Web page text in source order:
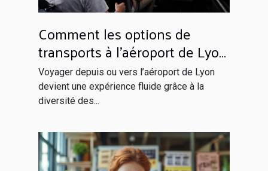
Comment les options de
transports à l’aéroport de Lyon
facilitent votre voyage ?
Voyager depuis ou vers l’aéroport de Lyon
devient une expérience fluide grâce à la
diversité des...